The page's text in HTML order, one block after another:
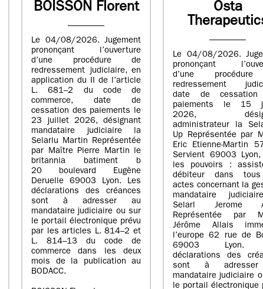
BOISSON Florent
Le 04/08/2026. Jugement
prononçant l’ouverture
d’une procédure de
redressement judiciaire, en
application du II de l’article
L. 681–2 du code de
commerce, date de
cessation des paiements le
23 juillet 2026, désignant
mandataire judiciaire la
Selarlu Martin Représentée
par Maître Pierre Martin le
britannia batiment b
20 boulevard Eugène
Deruelle 69003 Lyon. Les
déclarations des créances
sont à adresser au
mandataire judiciaire ou sur
le portail électronique prévu
par les articles L. 814–2 et
L. 814–13 du code de
commerce dans les deux
mois de la publication au
BODACC.
Osta
Le 04/08/2026.
prononçant
d’une
redressement
date de cessation
paiements le 15
2026,
administrateur la
Up Représentée par
Eric Etienne-Martin
Servient 69003 Lyon,
les pouvoirs :
débiteur dans
actes concernant la
mandataire
Selarl Jerome
Représentée par
Jérôme Allais
l’europe 62 rue de
69003 Lyon.
déclarations des
sont à
mandataire judiciaire
le portail électronique